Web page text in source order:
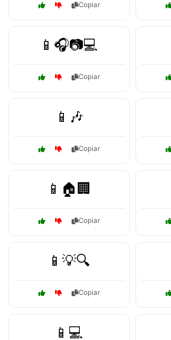
Copiar
📱🎧📷💻
Copiar
📱🎶
Copiar
📱🏠🏢
Copiar
📱💡🔍
Copiar
📱💻